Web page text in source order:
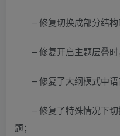
– 修复切换成部分结构
– 修复开启主题层叠时
– 修复了大纲模式中语
– 修复了特殊情况下
题；